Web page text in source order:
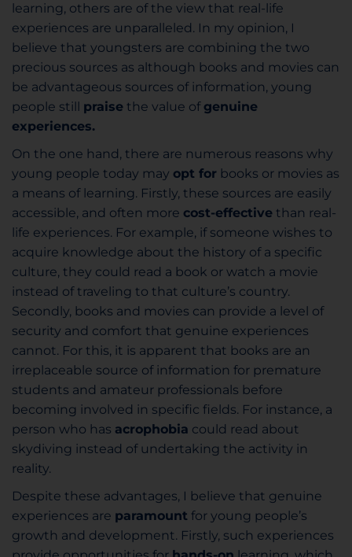
learning, others are of the view that real-life
experiences are unparalleled. In my opinion, I
believe that youngsters are combining the two
precious sources as although books and movies can
be advantageous sources of information, young
people still praise the value of genuine
experiences.
On the one hand, there are numerous reasons why
young people today may opt for books or movies as
a means of learning. Firstly, these sources are easily
accessible, and often more cost-effective than real-
life experiences. For example, if someone wishes to
acquire knowledge about the history of a specific
culture, they could read a book or watch a movie
instead of traveling to that culture’s country.
Secondly, books and movies can provide a level of
security and comfort that genuine experiences
cannot. For this, it is apparent t hat books are an
irreplaceable source of information for premature
students and amateur professionals before
becoming involved in specific fields. For instance, a
person who has acrophobia could read about
skydiving instead of undertaking the activity in
reality.
Despite these advantages, I believe that genuine
experiences are paramount for young people’s
growth and development. Firstly, such experiences